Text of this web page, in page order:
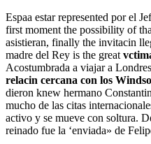
Espaa estar represented por el
first moment the possibility of
asistieran, finally the invitacin
madre del Rey is the great
Acostumbrada a viajar a
relacin cercana con los
dieron knew hermano
mucho de las citas
activo y se mueve con soltura.
reinado fue la ‘enviada» de